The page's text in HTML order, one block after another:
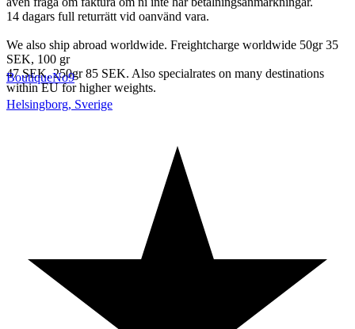
14 dagars full returrätt vid oanvänd vara.
We also ship abroad worldwide. Freightcharge worldwide 50gr 35
SEK, 100 gr
47 SEK, 250gr 85 SEK. Also specialrates on many destinations
within EU for higher weights.
BoutiqueNo9
Helsingborg, Sverige